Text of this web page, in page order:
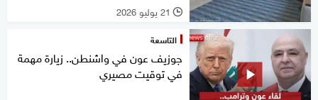
l 21 يوليو 2026
التاسعة
جوزيف عون في واشنطن.. زيارة مهمة
في توقيت مصيري